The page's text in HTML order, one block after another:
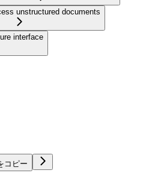
unstructured documents
interface
コピー